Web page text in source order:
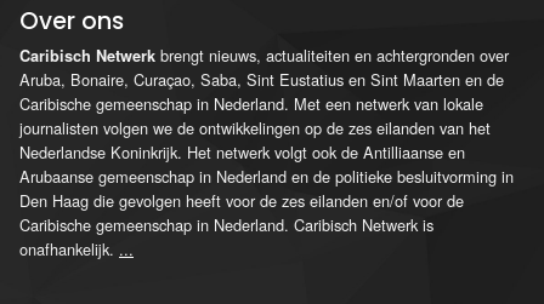
Over ons
Caribisch Netwerk brengt nieuws, actualiteiten en achtergronden over
Aruba, Bonaire, Curaçao, Saba, Sint Eustatius en Sint Maarten en de
Caribische gemeenschap in Nederland. Met een netwerk van lokale
journalisten volgen we de ontwikkelingen op de zes eilanden van het
Nederlandse Koninkrijk. Het netwerk volgt ook de Antilliaanse en
Arubaanse gemeenschap in Nederland en de politieke besluitvorming in
Den Haag die gevolgen heeft voor de zes eilanden en/of voor de
Caribische gemeenschap in Nederland. Caribisch Netwerk is
onafhankelijk. ...